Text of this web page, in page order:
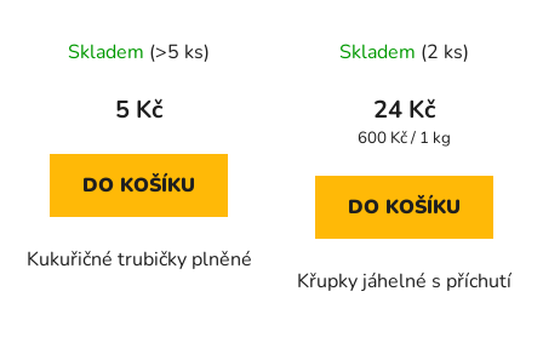
hodnocení
produktu
5,0
z
hvězdiček.
Skladem (>5 ks)
5 Kč
DO KOŠÍKU
Kukuřičné trubičky plněné
Skladem (2 ks)
24 Kč
Měrná
600 Kč / 1 kg
DO KOŠÍKU
Křupky jáhelné s příchutí